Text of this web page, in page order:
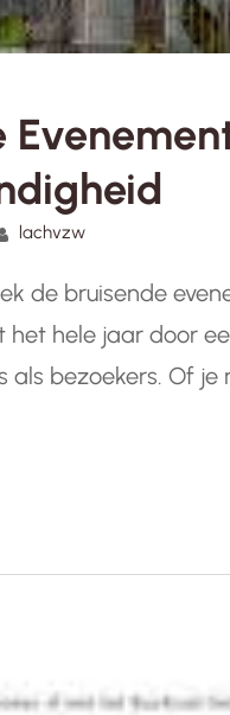
lachvzw
de bruisende
het hele jaar door
bezoekers. Of je